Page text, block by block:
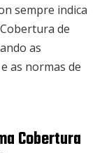
sempre indica
de
as
as normas de
Cobertura